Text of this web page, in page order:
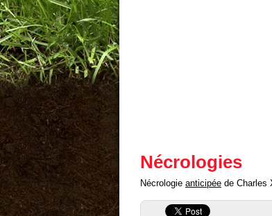
Nécrologies
Nécrologie anticipée de Charles